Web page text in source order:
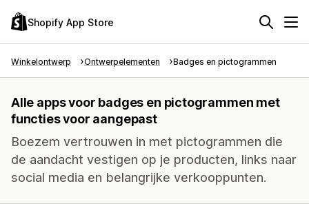
Shopify App Store
Winkelontwerp Ontwerpelementen Badges en pictogrammen
Alle apps voor badges en pictogrammen met
functies voor aangepast
Boezem vertrouwen in met pictogrammen die
de aandacht vestigen op je producten, links naar
social media en belangrijke verkooppunten.